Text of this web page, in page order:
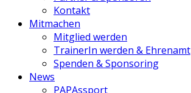
Kontakt
Mitmachen
Mitglied werden
TrainerIn werden & Ehrenamt
Spenden & Sponsoring
News
PAPAssport